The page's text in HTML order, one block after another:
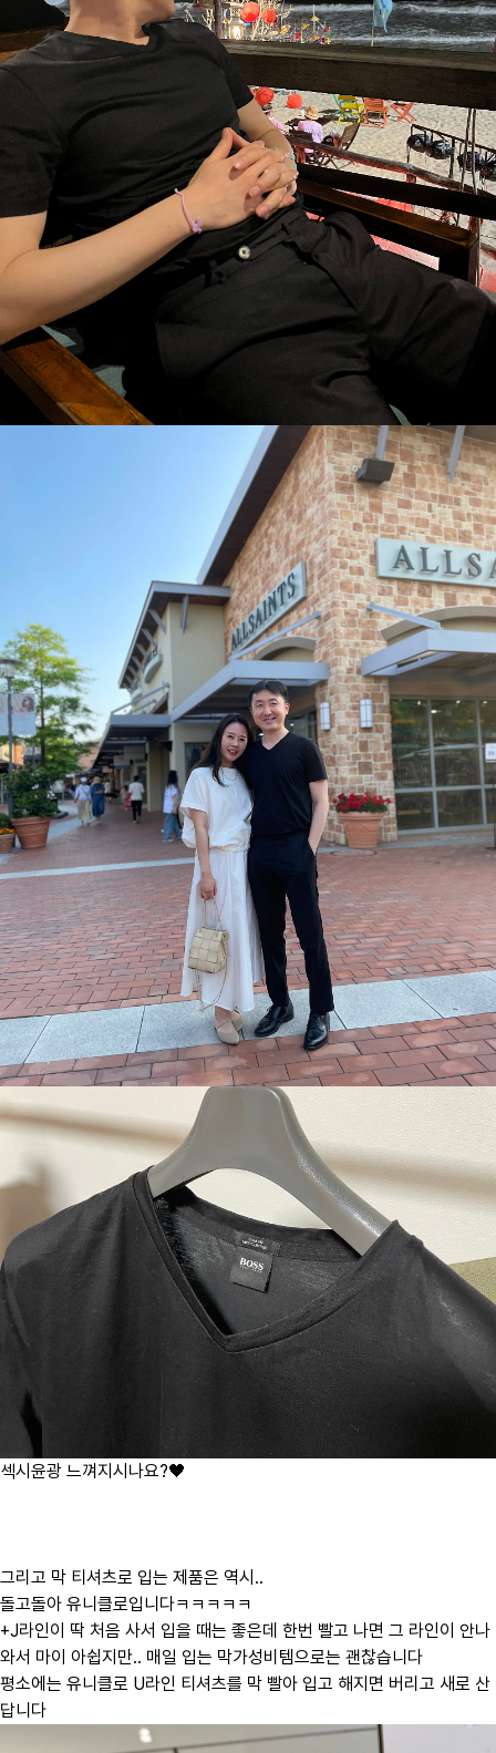
섹시윤광 느껴지시나요?🖤
그리고 막 티셔츠로 입는 제품은 역시..
돌고돌아 유니클로입니다ㅋㅋㅋㅋㅋ
+J라인이 딱 처음 사서 입을 때는 좋은데 한번 빨고 나면 그 라인이 안나
와서 마이 아쉽지만.. 매일 입는 막가성비템으로는 괜찮습니다
평소에는 유니클로 U라인 티셔츠를 막 빨아 입고 해지면 버리고 새로 산
답니다